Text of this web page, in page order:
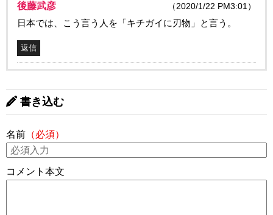
後藤武彦 （2020/1/22 PM3:01）
日本では、こう言う人を「キチガイに刃物」と言う。
返信
書き込む
名前 （必須）
コメント本文